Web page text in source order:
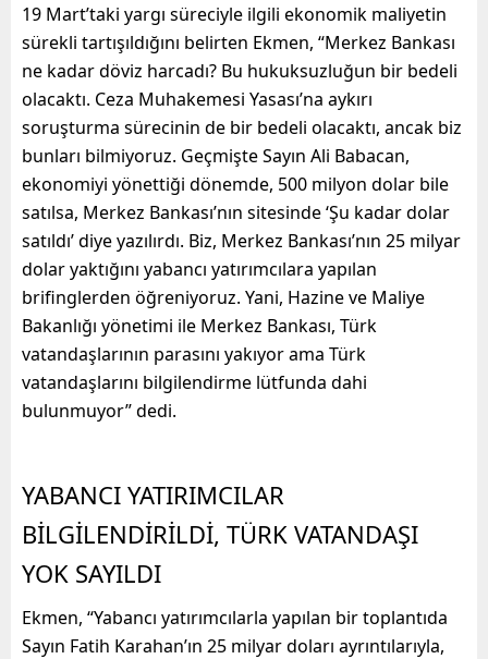
19 Mart’taki yargı süreciyle ilgili ekonomik maliyetin
sürekli tartışıldığını belirten Ekmen, “Merkez Bankası
ne kadar döviz harcadı? Bu hukuksuzluğun bir bedeli
olacaktı. Ceza Muhakemesi Yasası’na aykırı
soruşturma sürecinin de bir bedeli olacaktı, ancak biz
bunları bilmiyoruz. Geçmişte Sayın Ali Babacan,
ekonomiyi yönettiği dönemde, 500 milyon dolar bile
satılsa, Merkez Bankası’nın sitesinde ‘Şu kadar dolar
satıldı’ diye yazılırdı. Biz, Merkez Bankası’nın 25 milyar
dolar yaktığını yabancı yatırımcılara yapılan
brifinglerden öğreniyoruz. Yani, Hazine ve Maliye
Bakanlığı yönetimi ile Merkez Bankası, Türk
vatandaşlarının parasını yakıyor ama Türk
vatandaşlarını bilgilendirme lütfunda dahi
bulunmuyor” dedi.
YABANCI YATIRIMCILAR
BİLGİLENDİRİLDİ, TÜRK VATANDAŞI
YOK SAYILDI
Ekmen, “Yabancı yatırımcılarla yapılan bir toplantıda
Sayın Fatih Karahan’ın 25 milyar doları ayrıntılarıyla,